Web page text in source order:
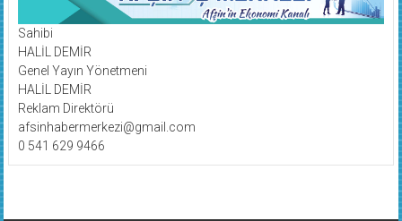
Sahibi
HALİL DEMİR
Genel Yayın Yönetmeni
HALİL DEMİR
Reklam Direktörü
afsinhabermerkezi@gmail.com
0 541 629 9466